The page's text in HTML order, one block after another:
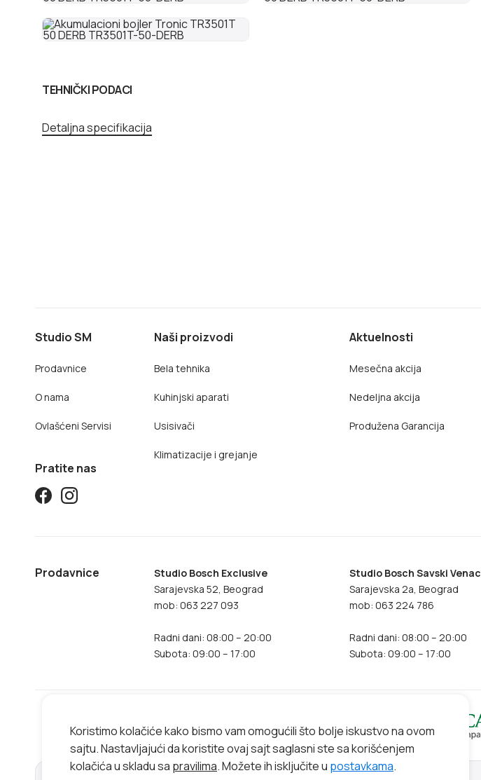
TEHNIČKI PODACI
Detaljna specifikacija
Studio SM
Prodavnice
O nama
Ovlašćeni Servisi
Pratite nas
Naši proizvodi
Bela tehnika
Kuhinjski aparati
Usisivači
Klimatizacije i grejanje
Aktuelnosti
Mesečna akcija
Nedeljna akcija
Produžena Garancija
Prodavnice
Studio Bosch Exclusive
Sarajevska 52, Beograd
mob: 063 227 093
Radni dani: 08:00 – 20:00
Subota: 09:00 – 17:00
Studio Bosch Savski Venac
Sarajevska 2a, Beograd
mob: 063 224 786
Radni dani: 08:00 – 20:00
Subota: 09:00 – 17:00
Koristimo kolačiće kako bismo vam omogućili što bolje iskustvo na ovom
sajtu. Nastavljajući da koristite ovaj sajt saglasni ste sa korišćenjem
kolačića u skladu sa pravilima. Možete ih isključite u postavkama.